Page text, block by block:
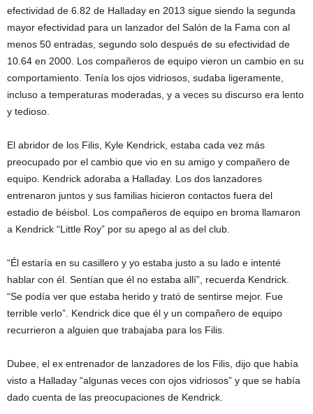
efectividad de 6.82 de Halladay en 2013 sigue siendo la segunda
mayor efectividad para un lanzador del Salón de la Fama con al
menos 50 entradas, segundo solo después de su efectividad de
10.64 en 2000. Los compañeros de equipo vieron un cambio en su
comportamiento. Tenía los ojos vidriosos, sudaba ligeramente,
incluso a temperaturas moderadas, y a veces su discurso era lento
y tedioso.
El abridor de los Filis, Kyle Kendrick, estaba cada vez más
preocupado por el cambio que vio en su amigo y compañero de
equipo. Kendrick adoraba a Halladay. Los dos lanzadores
entrenaron juntos y sus familias hicieron contactos fuera del
estadio de béisbol. Los compañeros de equipo en broma llamaron
a Kendrick “Little Roy” por su apego al as del club.
“Él estaría en su casillero y yo estaba justo a su lado e intenté
hablar con él. Sentían que él no estaba allí”, recuerda Kendrick.
“Se podía ver que estaba herido y trató de sentirse mejor. Fue
terrible verlo”. Kendrick dice que él y un compañero de equipo
recurrieron a alguien que trabajaba para los Filis.
Dubee, el ex entrenador de lanzadores de los Filis, dijo que había
visto a Halladay “algunas veces con ojos vidriosos” y que se había
dado cuenta de las preocupaciones de Kendrick.